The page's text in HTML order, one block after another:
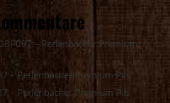
– Perlenbacher Premium
– Perlenbacher Premium Pils
– Perlenbacher Premium Pils